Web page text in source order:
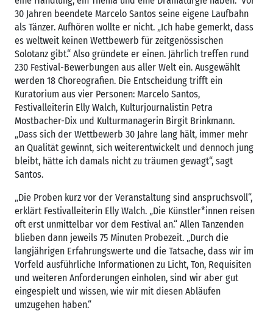
30 Jahren beendete Marcelo Santos seine eigene Laufbahn
als Tänzer. Aufhören wollte er nicht. „Ich habe gemerkt, dass
es weltweit keinen Wettbewerb für zeitgenössischen
Solotanz gibt.“ Also gründete er einen. Jährlich treffen rund
230 Festival-Bewerbungen aus aller Welt ein. Ausgewählt
werden 18 Choreografien. Die Entscheidung trifft ein
Kuratorium aus vier Personen: Marcelo Santos,
Festivalleiterin Elly Walch, Kulturjournalistin Petra
Mostbacher-Dix und Kulturmanagerin Birgit Brinkmann.
„Dass sich der Wettbewerb 30 Jahre lang hält, immer mehr
an Qualität gewinnt, sich weiterentwickelt und dennoch jung
bleibt, hätte ich damals nicht zu träumen gewagt“, sagt
Santos.
„Die Proben kurz vor der Veranstaltung sind anspruchsvoll“,
erklärt Festivalleiterin Elly Walch. „Die Künstler*innen reisen
oft erst unmittelbar vor dem Festival an.“ Allen Tanzenden
blieben dann jeweils 75 Minuten Probezeit. „Durch die
langjährigen Erfahrungswerte und die Tatsache, dass wir im
Vorfeld ausführliche Informationen zu Licht, Ton, Requisiten
und weiteren Anforderungen einholen, sind wir aber gut
eingespielt und wissen, wie wir mit diesen Abläufen
umzugehen haben.“